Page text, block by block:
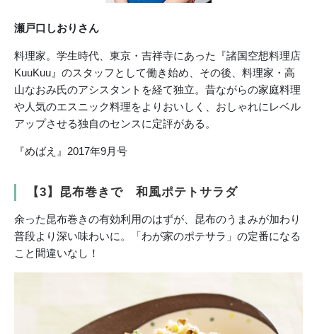
瀬戸口しおりさん
料理家。学生時代、東京・吉祥寺にあった『諸国空想料理店
KuuKuu』のスタッフとして働き始め、その後、料理家・高
山なおみ氏のアシスタントを経て独立。昔ながらの家庭料理
や人気のエスニック料理をよりおいしく、おしゃれにレベル
アップさせる独自のセンスに定評がある。
『めばえ』2017年9月号
【3】昆布巻きで 和風ポテトサラダ
余った昆布巻きの有効利用のはずが、昆布のうまみが加わり
普段より深い味わいに。「わが家のポテサラ」の定番になる
こと間違いなし！